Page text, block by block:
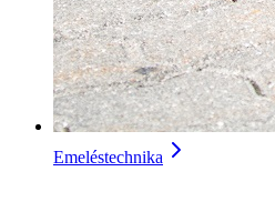
Emeléstechnika